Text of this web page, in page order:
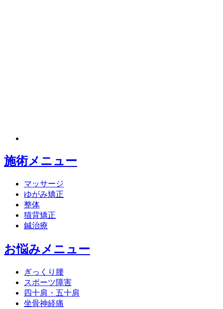
施術メニュー
マッサージ
ゆがみ矯正
整体
猫背矯正
鍼治療
お悩みメニュー
ぎっくり腰
スポーツ障害
四十肩・五十肩
坐骨神経痛